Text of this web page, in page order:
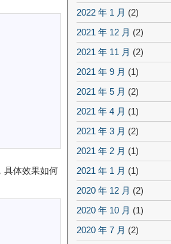
具体效果如何
2022 年 1 月 (2)
2021 年 12 月 (2)
2021 年 11 月 (2)
2021 年 9 月 (1)
2021 年 5 月 (2)
2021 年 4 月 (1)
2021 年 3 月 (2)
2021 年 2 月 (1)
2021 年 1 月 (1)
2020 年 12 月 (2)
2020 年 10 月 (1)
2020 年 7 月 (2)